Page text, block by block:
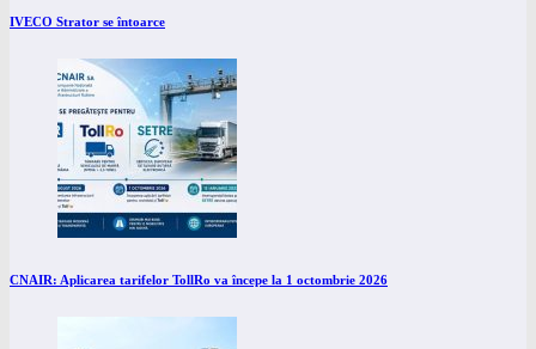
IVECO Strator se întoarce
CNAIR: Aplicarea tarifelor TollRo va începe la 1 octombrie 2026